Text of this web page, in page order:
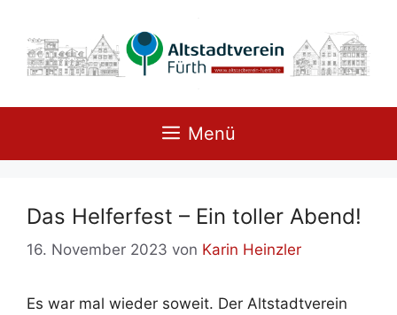
springen
Menü
Das Hel­fer­fest – Ein tol­ler Abend!
16. November 2023 von Karin Heinzler
Es war mal wie­der so­weit. Der Alt­stadt­ver­ein